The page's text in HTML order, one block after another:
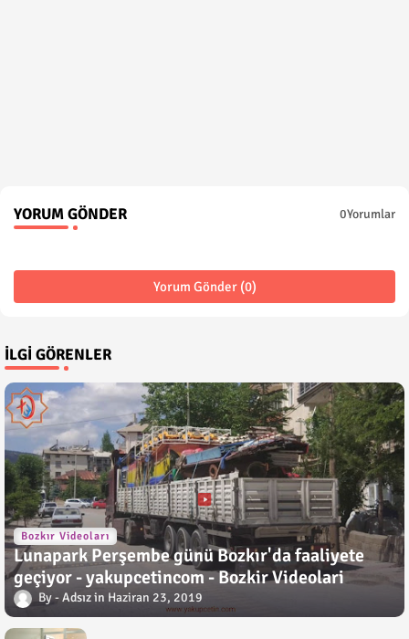
YORUM GÖNDER 0Yorumlar
Yorum Gönder (0)
İLGI GÖRENLER
Bozkır Videoları
Lunapark Perşembe günü Bozkır'da faaliyete
geçiyor - yakupcetincom - Bozkir Videolari
Adsız Haziran 23, 2019